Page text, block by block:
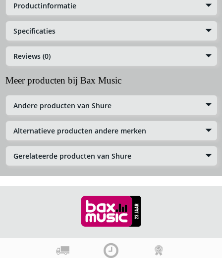
Productinformatie
Specificaties
Reviews (0)
Meer producten bij Bax Music
Andere producten van Shure
Alternatieve producten andere merken
Gerelateerde producten van Shure